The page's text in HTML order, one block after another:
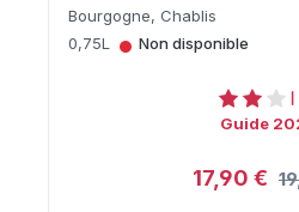
Bourgogne, Chablis
0,75L
• Non disponible
Guide
17,90 €